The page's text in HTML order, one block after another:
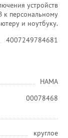
устройств
к персональному
и ноутбуку.
4007249784681
HAMA
00078468
круглое